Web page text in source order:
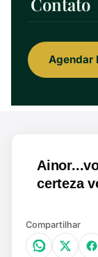
Ainor
Agendar
certeza
Compartilhar